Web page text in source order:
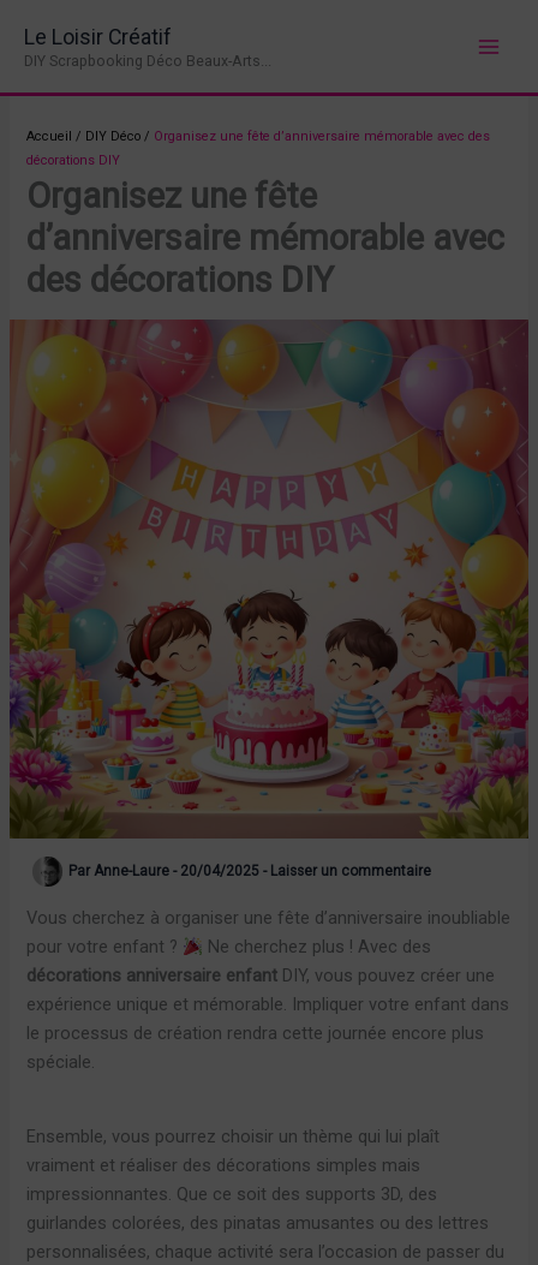
contenu
Le Loisir Créatif
DIY Scrapbooking Déco Beaux-Arts...
Accueil / DIY Déco / Organisez une fête d’anniversaire mémorable avec des
décorations DIY
Organisez une fête
d’anniversaire mémorable avec
des décorations DIY
Par Anne-Laure- 20/04/2025- Laisser un commentaire
Vous cherchez à organiser une fête d’anniversaire inoubliable
pour votre enfant ?
Ne cherchez plus ! Avec des
décorations anniversaire enfant DIY, vous pouvez créer une
expérience unique et mémorable. Impliquer votre enfant dans
le processus de création rendra cette journée encore plus
spéciale.
Ensemble, vous pourrez choisir un thème qui lui plaît
vraiment et réaliser des décorations simples mais
impressionnantes. Que ce soit des supports 3D, des
guirlandes colorées, des pinatas amusantes ou des lettres
personnalisées, chaque activité sera l’occasion de passer du